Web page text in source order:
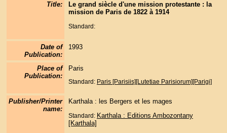
Title:
Le grand siècle d'une mission protestante : la
mission de Paris de 1822 à 1914
Standard:
Date of
Publication:
1993
Place of
Publication:
Paris
Standard: Paris [Parisiis][Lutetiae Parisiorum][Parigi]
Publisher/Printer
name:
Karthala : les Bergers et les mages
Standard: Karthala : Editions Ambozontany
[Karthala]